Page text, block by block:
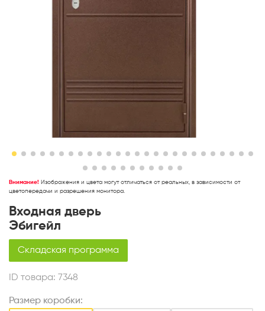
Внимание! Изображения и цвета могут отличаться от реальных, в зависимости от
цветопередачи и разрешения монитора.
Входная дверь
Эбигейл
Складская программа
ID товара: 7348
Размер коробки: